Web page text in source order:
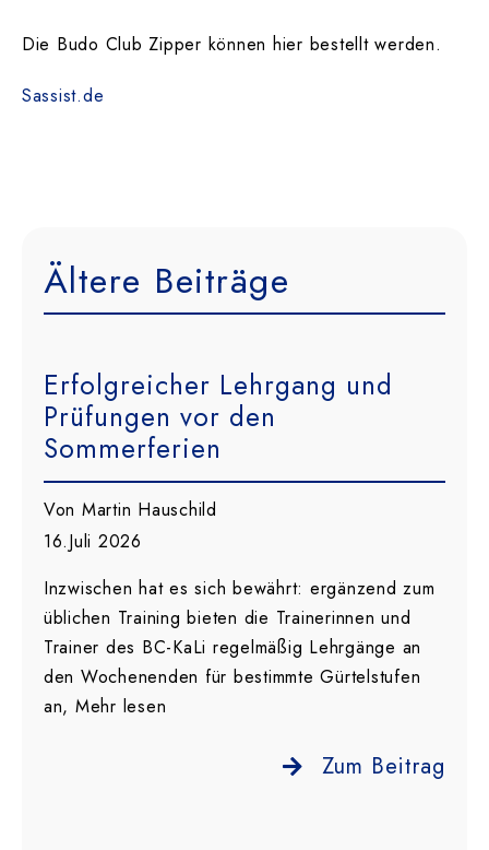
nach:
Die Budo Club Zipper können hier bestellt werden.
Sassist.de
Ältere Beiträge
Erfolgreicher Lehrgang und
Prüfungen vor den
Sommerferien
Von Martin Hauschild
16.Juli 2026
Inzwischen hat es sich bewährt: ergänzend zum
üblichen Training bieten die Trainerinnen und
Trainer des BC-KaLi regelmäßig Lehrgänge an
den Wochenenden für bestimmte Gürtelstufen
an, Mehr lesen
Zum Beitrag